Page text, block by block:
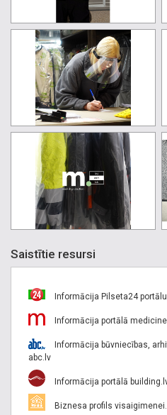
Saistītie resursi
Informācija Pilseta24
Informācija portālā
Informācija būvniecības,
abc.lv
Informācija portālā
Biznesa profils